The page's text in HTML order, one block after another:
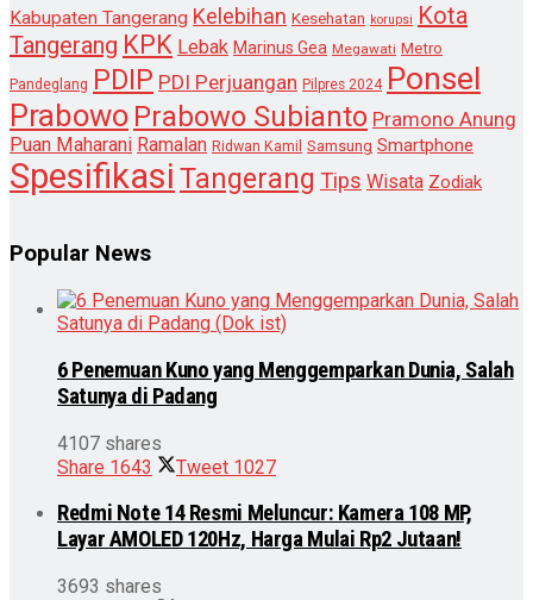
Kabupaten Tangerang Kelebihan Kesehatan korupsi Kota
Tangerang KPK Lebak Marinus Gea Megawati Metro
Pandeglang PDIP PDI Perjuangan Pilpres 2024 Ponsel
Prabowo Prabowo Subianto Pramono Anung
Puan Maharani Ramalan Ridwan Kamil Samsung Smartphone
Spesifikasi Tangerang Tips Wisata Zodiak
Popular News
6 Penemuan Kuno yang Menggemparkan Dunia, Salah
Satunya di Padang
4107 shares
Share 1643 Tweet 1027
Redmi Note 14 Resmi Meluncur: Kamera 108 MP,
Layar AMOLED 120Hz, Harga Mulai Rp2 Jutaan!
3693 shares